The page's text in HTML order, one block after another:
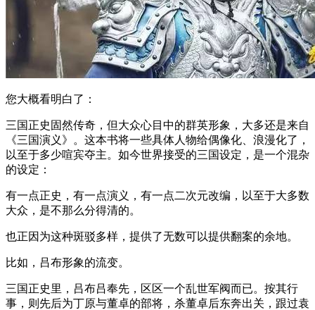
您大概看明白了：
三国正史固然传奇，但大众心目中的群英形象，大多还是来自
《三国演义》。这本书将一些具体人物给偶像化、浪漫化了，
以至于多少喧宾夺主。如今世界接受的三国设定，是一个混杂
的设定：
有一点正史，有一点演义，有一点二次元改编，以至于大多数
大众，是不那么分得清的。
也正因为这种斑驳多样，提供了无数可以提供翻案的余地。
比如，吕布形象的流变。
三国正史里，吕布吕奉先，区区一个乱世军阀而已。按其行
事，则先后为丁原与董卓的部将，杀董卓后东奔出关，跟过袁